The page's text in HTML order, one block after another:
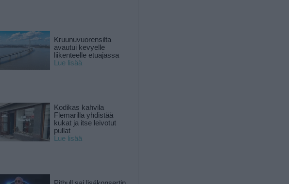
Kruunuvuorensilta
avautui kevyelle
liikenteelle etuajassa
Lue lisää
Kodikas kahvila
Flemarilla yhdistää
kukat ja itse leivotut
pullat
Lue lisää